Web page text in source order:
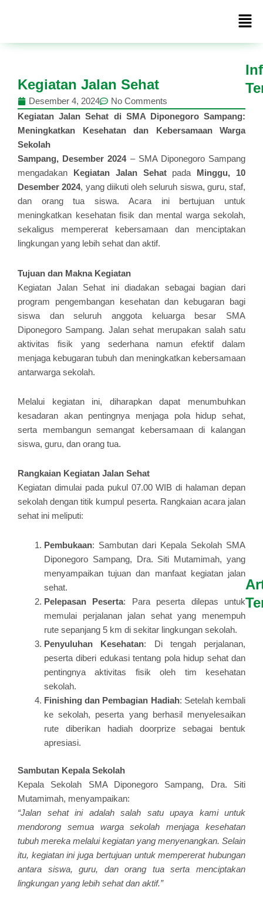
Kegiatan Jalan Sehat
Desember 4, 2024 No Comments
Kegiatan Jalan Sehat di SMA Diponegoro Sampang:
Meningkatkan Kesehatan dan Kebersamaan Warga
Sekolah
Sampang, Desember 2024– SMA Diponegoro Sampang
mengadakan Kegiatan Jalan Sehatpada Minggu, 10
Desember 2024, yang diikuti oleh seluruh siswa, guru, staf,
dan orang tua siswa. Acara ini bertujuan untuk
meningkatkan kesehatan fisik dan mental warga sekolah,
sekaligus mempererat kebersamaan dan menciptakan
lingkungan yang lebih sehat dan aktif.
Tujuan dan Makna Kegiatan
Kegiatan Jalan Sehat ini diadakan sebagai bagian dari
program pengembangan kesehatan dan kebugaran bagi
siswa dan seluruh anggota keluarga besar SMA
Diponegoro Sampang. Jalan sehat merupakan salah satu
aktivitas fisik yang sederhana namun efektif dalam
menjaga kebugaran tubuh dan meningkatkan kebersamaan
antarwarga sekolah.
Melalui kegiatan ini, diharapkan dapat menumbuhkan
kesadaran akan pentingnya menjaga pola hidup sehat,
serta membangun semangat kebersamaan di kalangan
siswa, guru, dan orang tua.
Rangkaian Kegiatan Jalan Sehat
Kegiatan dimulai pada pukul 07.00 WIB di halaman depan
sekolah dengan titik kumpul peserta. Rangkaian acara jalan
sehat ini meliputi:
Pembukaan: Sambutan dari Kepala Sekolah SMA
Diponegoro Sampang, Dra. Siti Mutamimah, yang
menyampaikan tujuan dan manfaat kegiatan jalan
sehat.
Pelepasan Peserta: Para peserta dilepas untuk
memulai perjalanan jalan sehat yang menempuh
rute sepanjang 5 km di sekitar lingkungan sekolah.
Penyuluhan Kesehatan: Di tengah perjalanan,
peserta diberi edukasi tentang pola hidup sehat dan
pentingnya aktivitas fisik oleh tim kesehatan
sekolah.
Finishing dan Pembagian Hadiah: Setelah kembali
ke sekolah, peserta yang berhasil menyelesaikan
rute diberikan hadiah doorprize sebagai bentuk
apresiasi.
Sambutan Kepala Sekolah
Kepala Sekolah SMA Diponegoro Sampang, Dra. Siti
Mutamimah, menyampaikan:
“Jalan sehat ini adalah salah satu upaya kami untuk
mendorong semua warga sekolah menjaga kesehatan
tubuh mereka melalui kegiatan yang menyenangkan. Selain
itu, kegiatan ini juga bertujuan untuk mempererat hubungan
antara siswa, guru, dan orang tua serta menciptakan
lingkungan yang lebih sehat dan aktif.”
INFORMASI
INFORMASI
INFORMASI
PRESS